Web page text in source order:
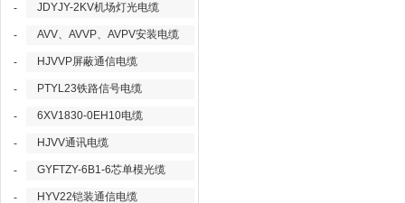
- JDYJY-2KV机场灯光电缆
- AVV、AVVP、AVPV安装电缆
- HJVVP屏蔽通信电缆
- PTYL23铁路信号电缆
- 6XV1830-0EH10电缆
- HJVV通讯电缆
- GYFTZY-6B1-6芯单模光缆
- HYV22铠装通信电缆